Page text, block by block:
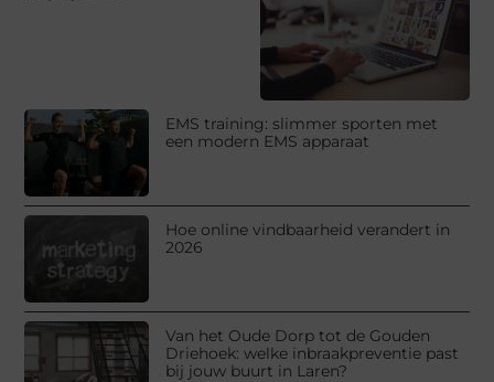
EMS training: slimmer sporten met
een modern EMS apparaat
Hoe online vindbaarheid verandert in
2026
Van het Oude Dorp tot de Gouden
Driehoek: welke inbraakpreventie past
bij jouw buurt in Laren?